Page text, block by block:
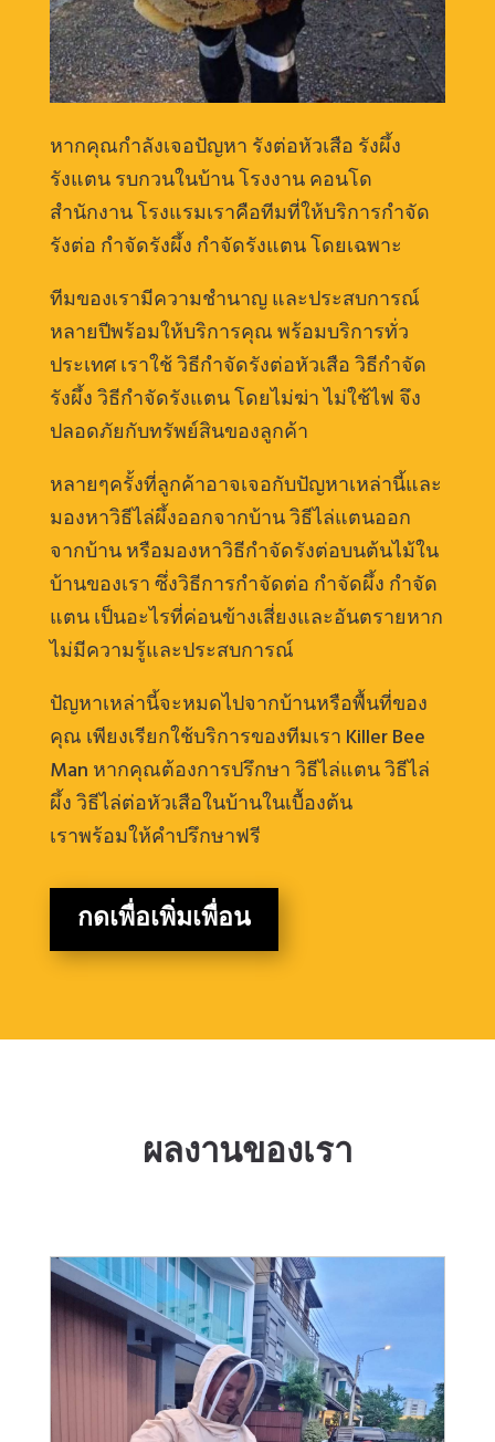
หากคุณกำลังเจอปัญหา รังต่อหัวเสือ รังผึ้ง
รังแตน รบกวนในบ้าน โรงงาน คอนโด
สำนักงาน โรงแรมเราคือทีมที่ให้บริการกำจัด
รังต่อ กำจัดรังผึ้ง กำจัดรังแตน โดยเฉพาะ
ทีมของเรามีความชำนาญ และประสบการณ์
หลายปีพร้อมให้บริการคุณ พร้อมบริการทั่ว
ประเทศ เราใช้ วิธีกำจัดรังต่อหัวเสือ วิธีกำจัด
รังผึ้ง วิธีกำจัดรังแตน โดยไม่ฆ่า ไม่ใช้ไฟ จึง
ปลอดภัยกับทรัพย์สินของลูกค้า
หลายๆครั้งที่ลูกค้าอาจเจอกับปัญหาเหล่านี้และ
มองหาวิธีไล่ผึ้งออกจากบ้าน วิธีไล่แตนออก
จากบ้าน หรือมองหาวิธีกำจัดรังต่อบนต้นไม้ใน
บ้านของเรา ซึ่งวิธีการกำจัดต่อ กำจัดผึ้ง กำจัด
แตน เป็นอะไรที่ค่อนข้างเสี่ยงและอันตรายหาก
ไม่มีความรู้และประสบการณ์
ปัญหาเหล่านี้จะหมดไปจากบ้านหรือพื้นที่ของ
คุณ เพียงเรียกใช้บริการของทีมเรา Killer Bee
Man หากคุณต้องการปรึกษา วิธีไล่แตน วิธีไล่
ผึ้ง วิธีไล่ต่อหัวเสือในบ้านในเบื้องต้น
เราพร้อมให้คำปรึกษาฟรี
กดเพื่อเพิ่มเพื่อน
ผลงานของเรา